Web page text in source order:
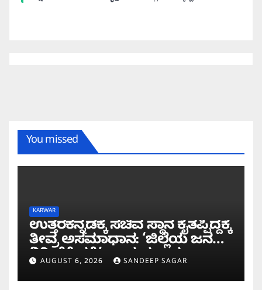
You missed
KARWAR
ಉತ್ತರಕನ್ನಡಕ್ಕೆ ಸಚಿವ ಸ್ಥಾನ ಕೈತಪ್ಪಿದ್ದಕ್ಕೆ
ತೀವ್ರ ಅಸಮಾಧಾನ: ‘ಜಿಲ್ಲೆಯ ಜನರ
ನಿರೀಕ್ಷೆಗೆ ಧಕ್ಕೆ’ ಎಂದ ಪ್ರಸಾದ
ಗಾಂವಕರ್
AUGUST 6, 2026 SANDEEP SAGAR